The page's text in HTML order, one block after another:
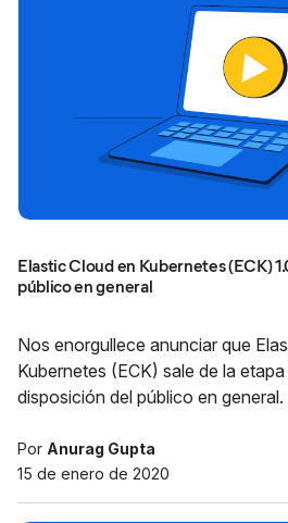
Elastic Cloud en Kubernetes (ECK)
público en general
Nos enorgullece anunciar que
Kubernetes (ECK) sale de la
disposición del público en general.
Por Anurag Gupta
15 de enero de 2020